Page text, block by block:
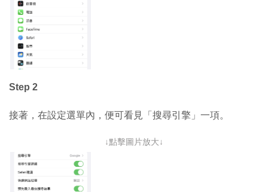
Step 2
接著，在設定選單內，便可看見「搜尋引擎」一項。
↓點擊圖片放大↓